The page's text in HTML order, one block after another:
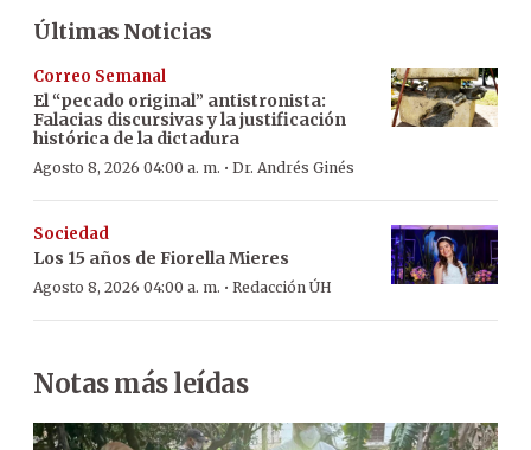
Últimas Noticias
Correo Semanal
El “pecado original” antistronista:
Falacias discursivas y la justificación
histórica de la dictadura
Agosto 8, 2026 04:00 a. m. · Dr. Andrés Ginés
Sociedad
Los 15 años de Fiorella Mieres
Agosto 8, 2026 04:00 a. m. · Redacción ÚH
Notas más leídas